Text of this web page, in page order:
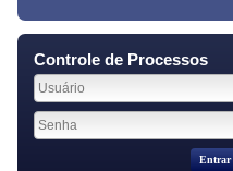
Controle de Processos
Entrar